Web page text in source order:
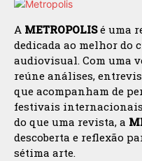
A METROPOLISé uma
dedicada ao melhor do
audiovisual. Com uma
reúne análises,
que acompanham de
festivais
do que uma revista, a
descoberta e reflexão
sétima arte.